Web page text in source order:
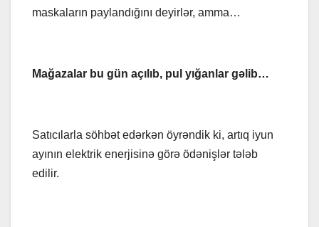
maskaların paylandığını deyirlər, amma…
Mağazalar bu gün açılıb, pul yığanlar gəlib…
Satıcılarla söhbət edərkən öyrəndik ki, artıq iyun
ayının elektrik enerjisinə görə ödənişlər tələb
edilir.